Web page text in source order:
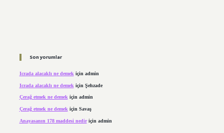
Son yorumlar
Icrada alacaklı ne demek için admin
Icrada alacaklı ne demek için Şehzade
Çerağ etmek ne demekiçin admin
Çerağ etmek ne demek için Savaş
Anayasanın 178 maddesi nediriçin admin